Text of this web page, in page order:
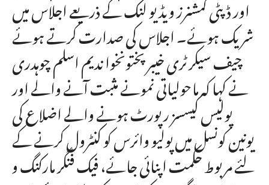
اور ڈپٹی کمشنرز ویڈیو لنک کے ذریعے اجلاس میں
شریک ہوئے۔ اجلاس کی صدارت کرتے ہوئے
چیف سیکرٹری خیبرپختونخوا ندیم اسلم چوہدری
نے کہا کہ ماحولیاتی نمونے مثبت آنے والے اور
پولیس کیسسز رپورٹ ہونے والے اضلاع کی
یونین کونسل میں پولیو وائرس کو کنٹرول کرنے کے
لئے مربوط حکمت اپنائی جائے، فیک فنگر مارکنگ و